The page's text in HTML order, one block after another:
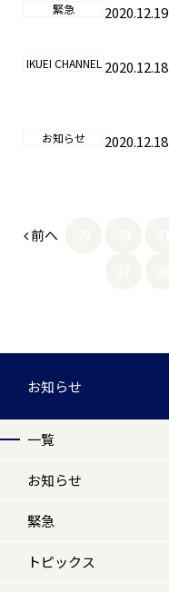
緊急 2020.12.19
IKUEI CHANNEL 2020.12.18
お知らせ 2020.12.18
前へ
お知らせ
一覧
お知らせ
緊急
トピックス